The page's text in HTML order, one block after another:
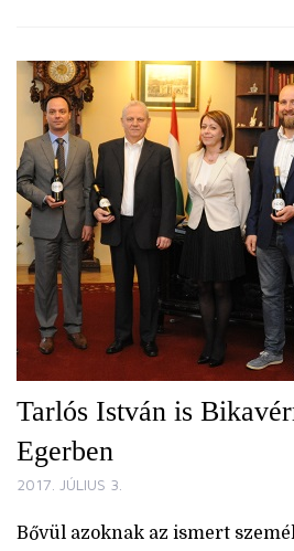
Tarlós István is
Egerben
2017. JÚLIUS 3.
Bővül azoknak az ismert